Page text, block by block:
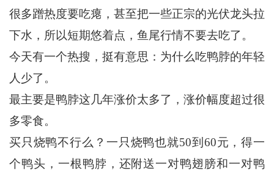
很多蹭热度要吃瘪，甚至把一些正宗的光伏龙头拉
下水，所以短期悠着点，鱼尾行情不要去吃了。
今天有一个热搜，挺有意思：为什么吃鸭脖的年轻
人少了。
最主要是鸭脖这几年涨价太多了，涨价幅度超过很
多零食。
买只烧鸭不行么？一只烧鸭也就50到60元，得一
个鸭头，一根鸭脖，还附送一对鸭翅膀和一对鸭